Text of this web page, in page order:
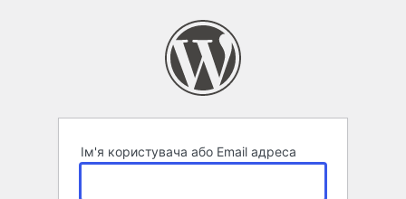
Ім'я користувача або Email адреса